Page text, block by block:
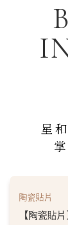
星
陶瓷貼片
【陶瓷貼